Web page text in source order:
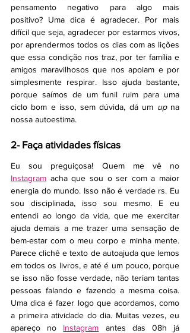
pensamento negativo para algo mais
positivo? Uma dica é agradecer. Por mais
difícil que seja, agradecer por estarmos vivos,
por aprendermos todos os dias com as lições
que essa condição nos traz, por ter família e
amigos maravilhosos que nos apoiam e por
simplesmente respirar. Isso ajuda bastante,
porque saímos de um funil ruim para uma
ciclo bom e isso, sem dúvida, dá um up na
nossa autoestima.
2- Faça atividades físicas
Instagram acha que sou o ser com a maior
energia do mundo. Isso não é verdade rs. Eu
sou disciplinada, isso sou mesmo. E eu
entendi ao longo da vida, que me exercitar
ajuda demais a me trazer uma sensação de
bem-estar com o meu corpo e minha mente.
Parece clichê e texto de autoajuda que lemos
em todos os livros, e até é um pouco, porque
se isso não fosse verdade, não teriam tantas
pessoas falando e fazendo a mesma coisa.
Uma dica é fazer logo que acordamos, como
a primeira atividade do dia. Muitas vezes, eu
apareço no Instagram antes das 08h já